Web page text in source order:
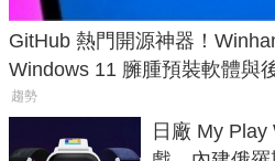
GitHub 熱門開源神器！
Windows 11 臃腫預裝軟體與
趨勢
日廠 My Play